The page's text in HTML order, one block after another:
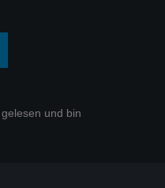
und bin